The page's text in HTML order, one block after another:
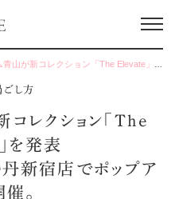
ョン「The Elevate」を発表9月17日（水）より伊勢丹新宿店でポップアップ開催。
し方
コレクション「The
を発表
丹新宿店でポップア
。